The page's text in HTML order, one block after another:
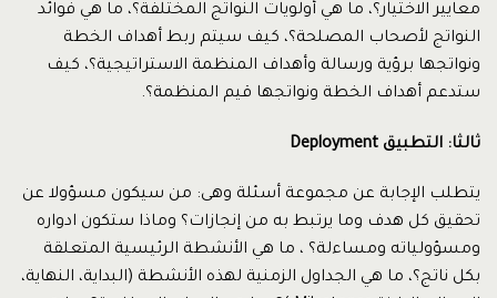
معايير الاختيار؟، ما هي أولويات النواتج المختلفة؟، ما هي فوائد
النواتج لأصحاب المصلحة؟، كيف سيتم ربط أهداف الخطة
ونواتجها برؤية ورسالة وأهداف المنظمة الاستراتيجية؟، كيف
ستدعم أهداف الخطة ونواتجها قيم المنظمة؟.
ثالثا: التطبيق Deployment
يتطلب الإجابة عن مجموعة أسئلة وهى: من سيكون مسؤولا عن
تحقيق كل هدف وما يرتبط به من إنجازات؟ وماذا ستكون ادواره
ومسؤولياته ومساءلة؟ ، ما هي الأنشطة الرئيسية المتعلقة
بكل ناتج؟، ما هي الجداول الزمنية لهذه الأنشطة (البداية، النهاية،